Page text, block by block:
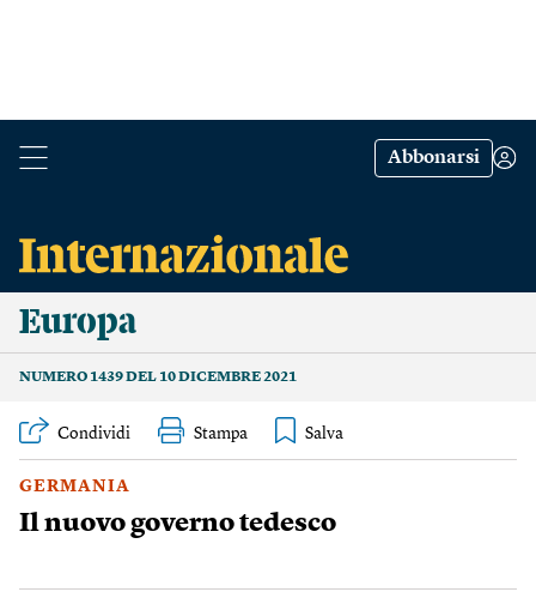
Abbonarsi
Europa
NUMERO 1439 DEL 10 DICEMBRE 2021
Condividi Stampa
GERMANIA
Il nuovo governo tedesco